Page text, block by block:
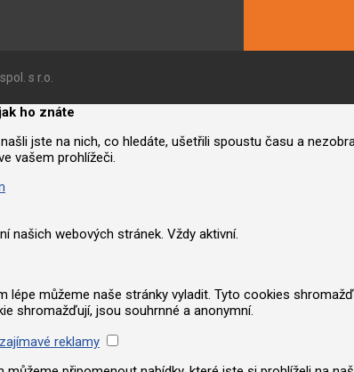
s r.o.
ho znáte
jste na nich, co hledáte, ušetřili spoustu času a
vašem prohlížeči.
našich webových stránek. Vždy aktivní.
můžeme naše stránky vyladit. Tyto cookies
shromažďují, jsou souhrnné a anonymní.
reklamy